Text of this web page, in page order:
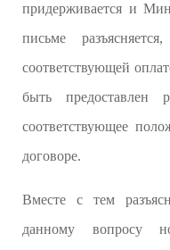
придерживается и
письме
соответствующей
быть предоставлен
соответствующее
договоре.
Вместе с тем
данному вопросу